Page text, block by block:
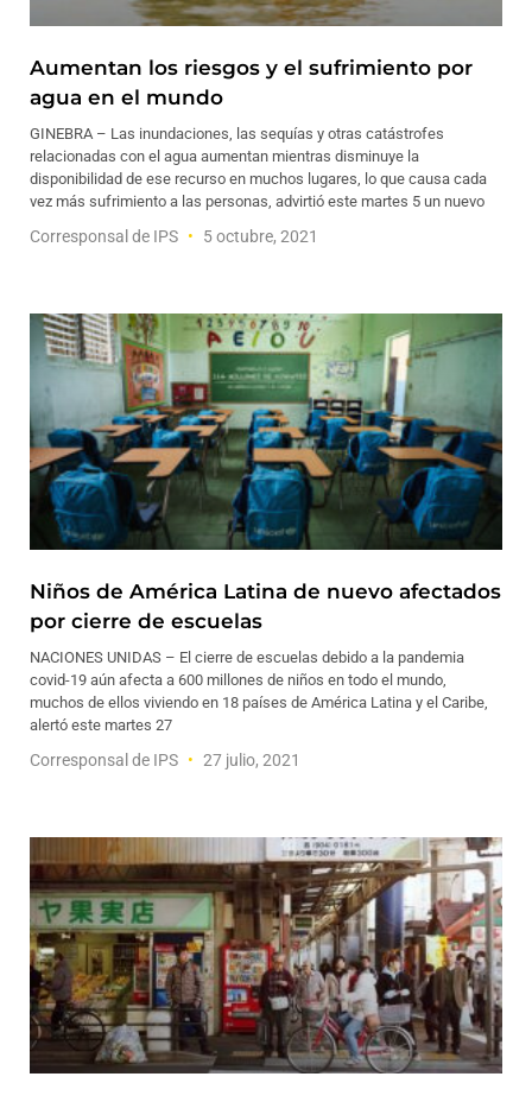
Aumentan los riesgos y el sufrimiento por
agua en el mundo
GINEBRA – Las inundaciones, las sequías y otras catástrofes
relacionadas con el agua aumentan mientras disminuye la
disponibilidad de ese recurso en muchos lugares, lo que causa cada
vez más sufrimiento a las personas, advirtió este martes 5 un nuevo
Corresponsal de IPS 5 octubre, 2021
Niños de América Latina de nuevo afectados
por cierre de escuelas
NACIONES UNIDAS – El cierre de escuelas debido a la pandemia
covid-19 aún afecta a 600 millones de niños en todo el mundo,
muchos de ellos viviendo en 18 países de América Latina y el Caribe,
alertó este martes 27
Corresponsal de IPS 27 julio, 2021